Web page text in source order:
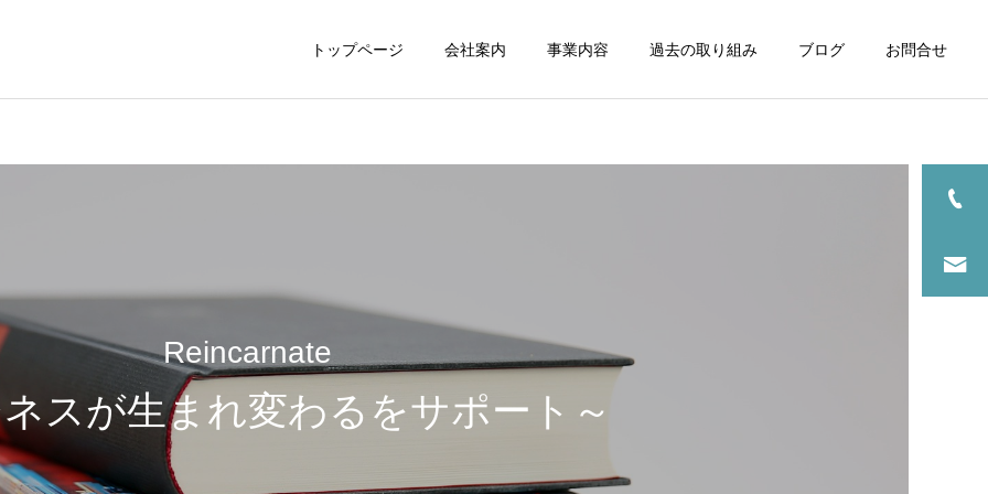
トップページ 会社案内 事業内容 過去の取り組み ブログ お問合せ
Reincarnate
スが生まれ変わるをサポート～